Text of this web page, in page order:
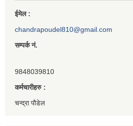
ईमेल :
chandrapoudel810@gmail.com
सम्पर्क नं.
9848039810
कर्मचारीहरु :
चन्द्रा पौडेल